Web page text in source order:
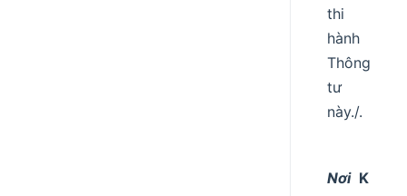
thi
hành
Thông
tư
này./.
Nơi K